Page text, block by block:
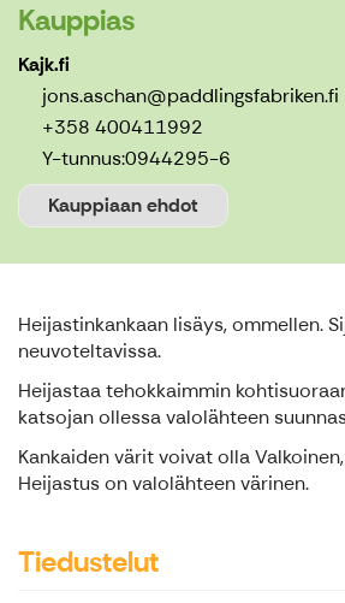
Kauppias
Kajk.fi
jons.aschan@paddlingsfabriken.fi
+358 400411992
Y-tunnus:0944295-6
Kauppiaan ehdot
Heijastinkankaan lisäys, ommellen.
neuvoteltavissa.
Heijastaa tehokkaimmin
katsojan ollessa valolähteen
Kankaiden värit voivat olla
Heijastus on valolähteen värinen.
Tiedustelut